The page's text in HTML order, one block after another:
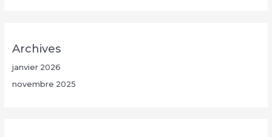
Archives
janvier 2026
novembre 2025